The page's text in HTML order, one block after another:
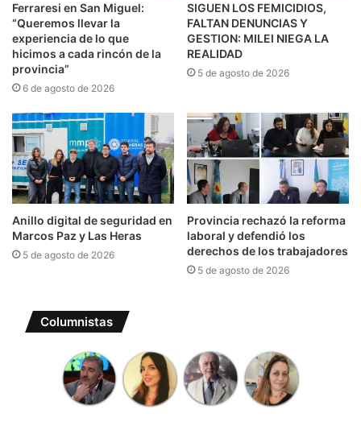
Ferraresi en San Miguel:
“Queremos llevar la
experiencia de lo que
hicimos a cada rincón de la
provincia”
6 de agosto de 2026
SIGUEN LOS FEMICIDIOS,
FALTAN DENUNCIAS Y
GESTION: MILEI NIEGA LA
REALIDAD
5 de agosto de 2026
Anillo digital de seguridad en
Marcos Paz y Las Heras
5 de agosto de 2026
Provincia rechazó la reforma
laboral y defendió los
derechos de los trabajadores
5 de agosto de 2026
Columnistas